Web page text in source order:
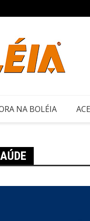
NA BOLÉIA